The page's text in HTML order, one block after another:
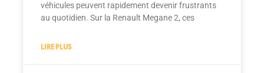
véhicules peuvent rapidement devenir frustrants
au quotidien. Sur la Renault Megane 2, ces
LIRE PLUS